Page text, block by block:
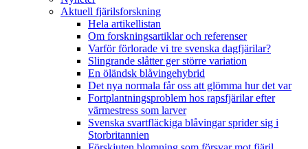
Aktuell fjärilsforskning
Hela artikellistan
Om forskningsartiklar och referenser
Varför förlorade vi tre svenska dagfjärilar?
Slingrande slåtter ger större variation
En öländsk blåvingehybrid
Det nya normala får oss att glömma hur det var
Fortplantningsproblem hos rapsfjärilar efter
värmestress som larver
Svenska svartfläckiga blåvingar sprider sig i
Storbritannien